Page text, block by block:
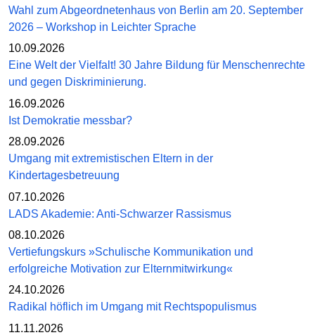
Wahl zum Abgeordnetenhaus von Berlin am 20. September
2026 – Workshop in Leichter Sprache
10.09.2026
Eine Welt der Vielfalt! 30 Jahre Bildung für Menschenrechte
und gegen Diskriminierung.
16.09.2026
Ist Demokratie messbar?
28.09.2026
Umgang mit extremistischen Eltern in der
Kindertagesbetreuung
07.10.2026
LADS Akademie: Anti-Schwarzer Rassismus
08.10.2026
Vertiefungskurs »Schulische Kommunikation und
erfolgreiche Motivation zur Elternmitwirkung«
24.10.2026
Radikal höflich im Umgang mit Rechtspopulismus
11.11.2026